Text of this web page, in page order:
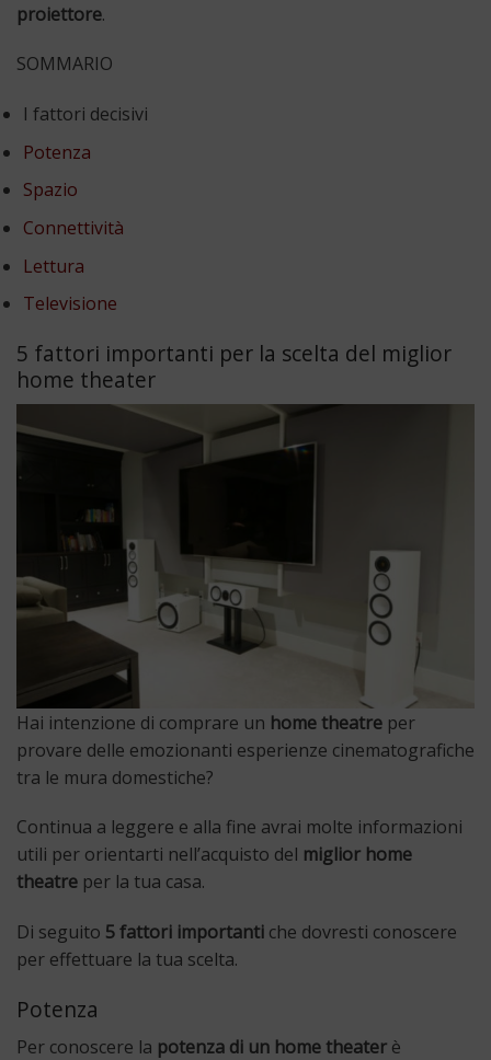
proiettore.
SOMMARIO
I fattori decisivi
Potenza
Spazio
Connettività
Lettura
Televisione
5 fattori importanti per la scelta del miglior
home theater
Hai intenzione di comprare un home theatre per
provare delle emozionanti esperienze cinematografiche
tra le mura domestiche?
Continua a leggere e alla fine avrai molte informazioni
utili per orientarti nell’acquisto del miglior home
theatre per la tua casa.
Di seguito 5 fattori importanti che dovresti conoscere
per effettuare la tua scelta.
Potenza
Per conoscere la potenza di un home theater è